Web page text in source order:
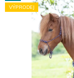
je
hvězdiček.
VÝPRODEJ